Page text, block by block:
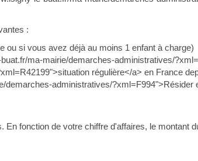
:
ou si vous avez déjà au moins 1 enfant à charge)
ma-mairie/demarches-administratives/
régulière</a> en France
demarches-administratives/?xml=F994">Résider
fonction de votre chiffre d'affaires, le montant